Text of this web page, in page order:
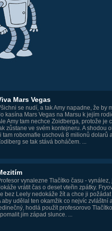
Mars Vegas
se nudí, a tak Amy napadne, že by
kasína Mars Vegas na Marsu k jejím
Amy tam nechce Zoidberga, protože je
zůstane ve svém kontejneru. A shodou
tam robomafie uschová 8 milionů dolarů
se tak stává boháčem. ...
vynalezne Tlačítko času - vynález,
vrátit čas o deset vteřin zpátky.
bez Leely nedokáže žít a chce ji
aby udělal ten okamžik co nejvíc zvláštní
hodlá použít profesorovo
jím západ slunce. ...